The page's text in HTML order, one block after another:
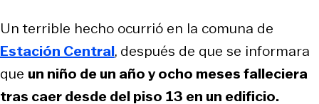
Un terrible hecho ocurrió en la comuna de
Estación Central, después de que se informara
que un niño de un año y ocho meses falleciera
tras caer desde del piso 13 en un edificio.